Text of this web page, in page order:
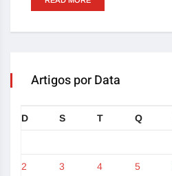
Artigos por Data
D S T Q
2 3 4 5